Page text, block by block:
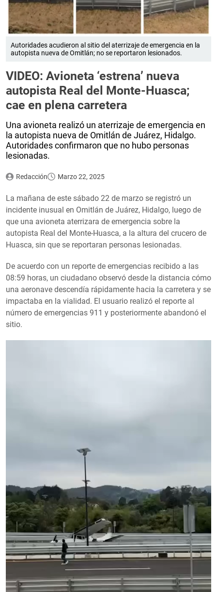
Autoridades acudieron al sitio del aterrizaje de emergencia en la
autopista nueva de Omitlán; no se reportaron lesionados.
VIDEO: Avioneta ‘estrena’ nueva
autopista Real del Monte-Huasca;
cae en plena carretera
Una avioneta realizó un aterrizaje de emergencia en
la autopista nueva de Omitlán de Juárez, Hidalgo.
Autoridades confirmaron que no hubo personas
lesionadas.
Redacción Marzo 22, 2025
La mañana de este sábado 22 de marzo se registró un
incidente inusual en Omitlán de Juárez, Hidalgo, luego de
que una avioneta aterrizara de emergencia sobre la
autopista Real del Monte-Huasca, a la altura del crucero de
Huasca, sin que se reportaran personas lesionadas.
De acuerdo con un reporte de emergencias recibido a las
08:59 horas, un ciudadano observó desde la distancia cómo
una aeronave descendía rápidamente hacia la carretera y se
impactaba en la vialidad. El usuario realizó el reporte al
número de emergencias 911 y posteriormente abandonó el
sitio.